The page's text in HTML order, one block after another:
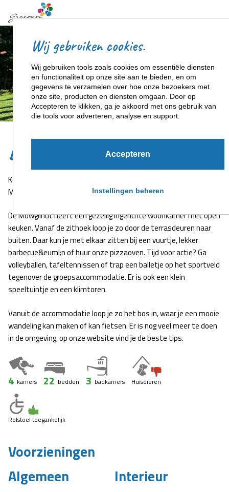
De Mowglihut
Kom gezellig met een groep van 22 personen overnachten in De
Mowglihut!
De Mowglihut heeft een gezellig ingerichte woonkamer met open
keuken. Vanaf de zithoek loop je zo door de terrasdeuren naar
buiten. Daar kun je met elkaar zitten bij een vuurtje, lekker
barbecue&euml;n of huur onze pizzaoven. Tijd voor actie? Ga
volleyballen, tafeltennissen of trap een balletje op het sportveld
tegenover de groepsaccommodatie. Er is ook een klein
speeltuintje en een klimtoren.
Vanuit de accommodatie loop je zo het bos in, waar je een mooie
wandeling kan maken of kan fietsen. Er is nog veel meer te doen
in de omgeving, op onze website vind je de beste tips.
4 kamers 22 bedden 3 badkamers Huisdieren
Rolstoel toegankelijk
Voorzieningen
Algemeen
Interieur
Wij gebruiken cookies.
Wij gebruiken tools zoals cookies om essentiële diensten
en functionaliteit op onze site aan te bieden, en om
gegevens te verzamelen over hoe onze bezoekers met
onze site, producten en diensten omgaan. Door op
Accepteren te klikken, ga je akkoord met ons gebruik van
die tools voor adverteren, analyse en support.
Accepteren
Instellingen beheren